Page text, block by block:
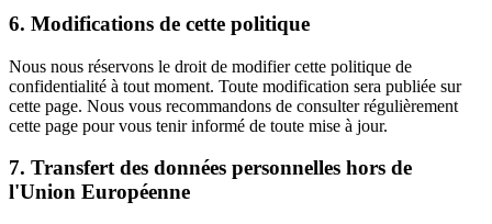
6. Modifications de cette politique
Nous nous réservons le droit de modifier cette politique de
confidentialité à tout moment. Toute modification sera publiée sur
cette page. Nous vous recommandons de consulter régulièrement
cette page pour vous tenir informé de toute mise à jour.
7. Transfert des données personnelles hors de
l'Union Européenne